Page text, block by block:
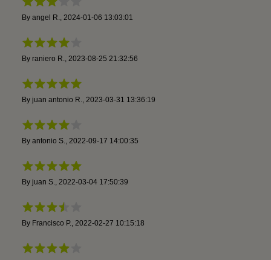
By angel R. 2024-01-06 13:03:01
By raniero R. 2023-08-25 21:32:56
By juan antonio R. 2023-03-31 13:36:19
By antonio S. 2022-09-17 14:00:35
By juan S. 2022-03-04 17:50:39
By Francisco P. 2022-02-27 10:15:18